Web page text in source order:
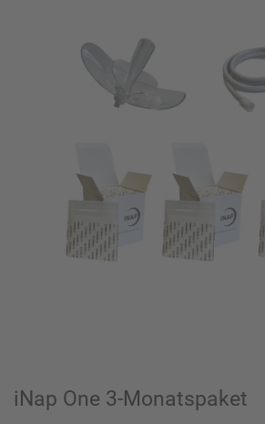
iNap One 3-Monatspaket